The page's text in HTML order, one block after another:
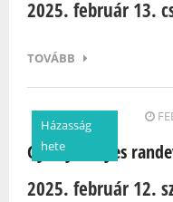
2025. február 13.
TOVÁBB
Házasság
hete
Gyertyafényes
2025. február 12.